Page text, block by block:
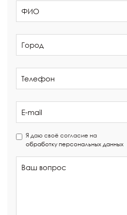
Я даю своё согласие на
обработку персональных данных